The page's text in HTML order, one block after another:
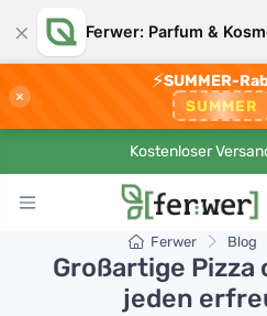
× Ferwer: Parfum &
×
⚡SUMMER-
SUMMER
Kostenloser
Ferwer Blog
Großartige Pizza
jeden